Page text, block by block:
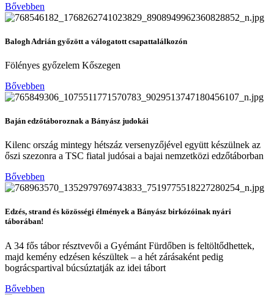
Bővebben
Balogh Adrián győzött a válogatott csapattalálkozón
Fölényes győzelem Kőszegen
Bővebben
Baján edzőtáboroznak a Bányász judokái
Kilenc ország mintegy hétszáz versenyzőjével együtt készülnek az
őszi szezonra a TSC fiatal judósai a bajai nemzetközi edzőtáborban
Bővebben
Edzés, strand és közösségi élmények a Bányász birkózóinak nyári
táborában!
A 34 fős tábor résztvevői a Gyémánt Fürdőben is feltöltődhettek,
majd kemény edzésen készültek – a hét zárásaként pedig
bográcspartival búcsúztatják az idei tábort
Bővebben